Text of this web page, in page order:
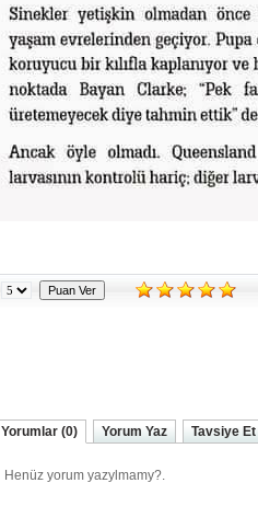
Yorumlar (0) Yorum Yaz Tavsiye Et